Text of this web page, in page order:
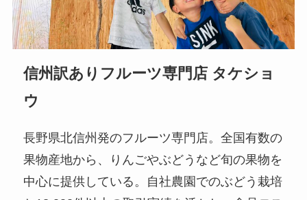
信州訳ありフルーツ専門店 タケショ
ウ
長野県北信州発のフルーツ専門店。全国有数の
果物産地から、りんごやぶどうなど旬の果物を
中心に提供している。自社農園でのぶどう栽培